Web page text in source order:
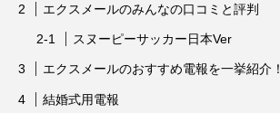
エクスメールのみんなの口コミと評判
スヌーピーサッカー日本Ver
エクスメールのおすすめ電報を一挙紹介！
結婚式用電報